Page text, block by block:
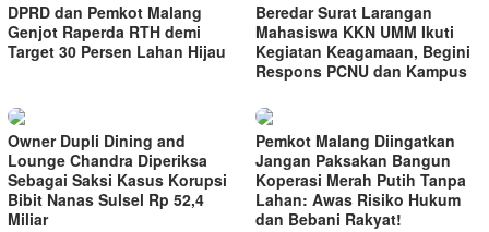
DPRD dan Pemkot Malang
Genjot Raperda RTH demi
Target 30 Persen Lahan Hijau
Beredar Surat Larangan
Mahasiswa KKN UMM Ikuti
Kegiatan Keagamaan, Begini
Respons PCNU dan Kampus
Owner Dupli Dining and
Lounge Chandra Diperiksa
Sebagai Saksi Kasus Korupsi
Bibit Nanas Sulsel Rp 52,4
Miliar
Pemkot Malang Diingatkan
Jangan Paksakan Bangun
Koperasi Merah Putih Tanpa
Lahan: Awas Risiko Hukum
dan Bebani Rakyat!